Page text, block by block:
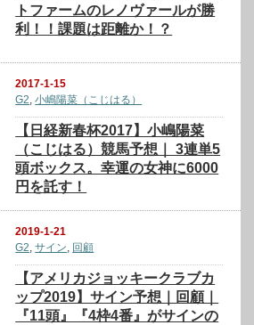
トファームのレノヴァールが勝
利！！課題は距離か！？
2017-1-15
G2,小嶋陽菜（こじはる）
【日経新春杯2017】小嶋陽菜
（こじはる）競馬予想｜ 3連単5
頭ボックス。幸運の女神に6000
円を託す！
2019-1-21
G2,サイン, 回顧
【アメリカジョッキークラブカ
ップ2019】サイン予想｜回顧｜
『11頭』『4枠4番』がサインの